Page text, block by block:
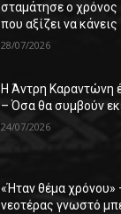
σταμάτησε ο
που αξίζει να κάνεις
28/07/2026
Η Άντρη Καραντώνη
– Όσα θα συμβούν
24/07/2026
«Ήταν θέμα χρόνου»
νεοτέρας γνωστό